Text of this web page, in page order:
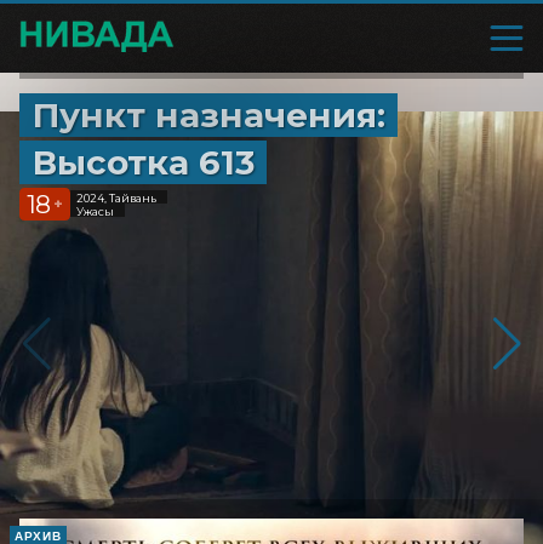
Пункт назначения:
Высотка 613
18 +
2024, Тайвань
Ужасы
АРХИВ